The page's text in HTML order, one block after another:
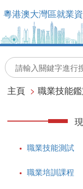
粵港澳大灣區就業
主頁 > 職業技能
職業技能測試
職業培訓課程